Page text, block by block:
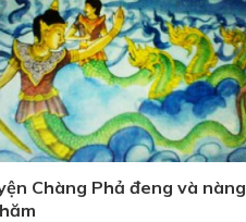
Chàng Phả đeng và nàng